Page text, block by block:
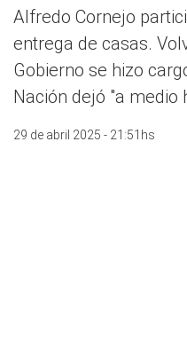
Alfredo Cornejo
entrega de casas.
Gobierno se hizo
Nación dejó "a medio
29 de abril 2025 - 21:51hs